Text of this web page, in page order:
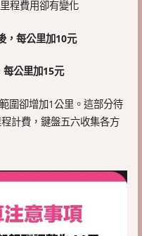
程費用卻有變化
，每公里加10元
公里加15元
圍卻增加1公里。這部分待
計費，鍵盤五六收集各方